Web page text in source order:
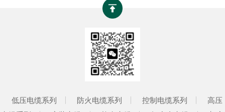
低压电缆系列 防火电缆系列 控制电缆系列
高压